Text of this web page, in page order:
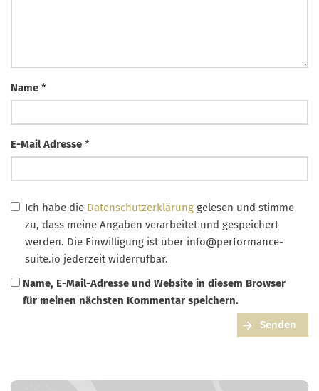
Name *
E-Mail Adresse *
Ich habe die Datenschutzerklärung gelesen und stimme
zu, dass meine Angaben verarbeitet und gespeichert
werden. Die Einwilligung ist über info@performance-
suite.io jederzeit widerrufbar.
Name, E-Mail-Adresse und Website in diesem Browser
für meinen nächsten Kommentar speichern.
Senden